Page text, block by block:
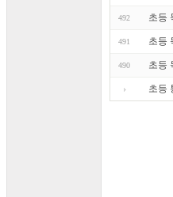
492 초등
491 초등
490 초등
초등